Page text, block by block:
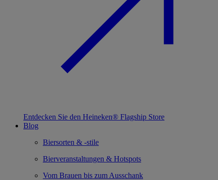
Entdecken Sie den Heineken® Flagship Store
Blog
Biersorten & -stile
Bierveranstaltungen & Hotspots
Vom Brauen bis zum Ausschank